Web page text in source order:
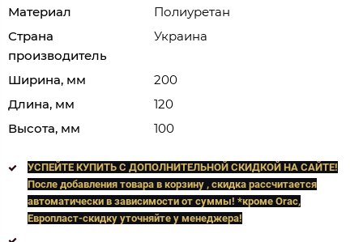
Материал
Полиуретан
Страна
производитель
Украина
Ширина, мм
200
Длина, мм
120
Высота, мм
100
УСПЕЙТЕ КУПИТЬ C ДОПОЛНИТЕЛЬНОЙ СКИДКОЙ НА САЙТЕ!
После добавления товара в корзину , скидка рассчитается
автоматически в зависимости от суммы! *кроме Orac,
Европласт-скидку уточняйте у менеджера!